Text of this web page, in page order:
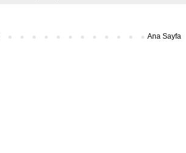
Ana Sayfa